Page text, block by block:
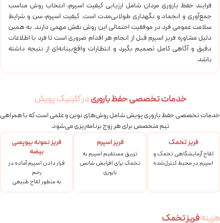
فرایند حفظ باروری مردان شامل ارزیابی کیفیت اسپرم، انتخاب روش مناسب
جمع‌آوری و انجماد و نگهداری طولانی‌مدت است. کیفیت اسپرم، سن و شرایط
سلامت عمومی فرد در موفقیت احتمالی این روش نقش مهمی دارند. به همین
دلیل مشاوره فریز اسپرم قبل از انجام هر اقدام ضروری است تا فرد با اطلاعات
دقیق و آگاهی کامل تصمیم بگیرد و انتظارات واقع‌بینانه‌ای از نتیجه داشته
باشد.
خدمات تخصصی حفظ باروریدر کلینیک پویش
خدمات تخصصی حفظ باروری پویش شامل روش‌های نوین و علمی است که با همراهی
تیم متخصص برای هر زوج برنامه‌ریزی می‌شود.
فریز تخمک
لقاح آزمایشگاهی تخمک و
اسپرم در محیط کنترل‌شده
فریز اسپرم
تزریق مستقیم اسپرم به
تخمک برای افزایش شانس
باروری
فریز نمونه بیوپسی
بیضه
قرار دادن اسپرم آماده در
رحم
به منظور لقاح طبیعی
هزینهفریز تخمک